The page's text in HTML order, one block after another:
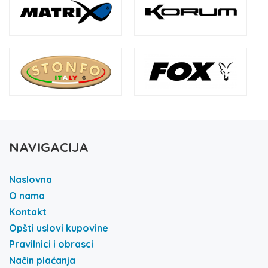
NAVIGACIJA
Naslovna
O nama
Kontakt
Opšti uslovi kupovine
Pravilnici i obrasci
Način plaćanja